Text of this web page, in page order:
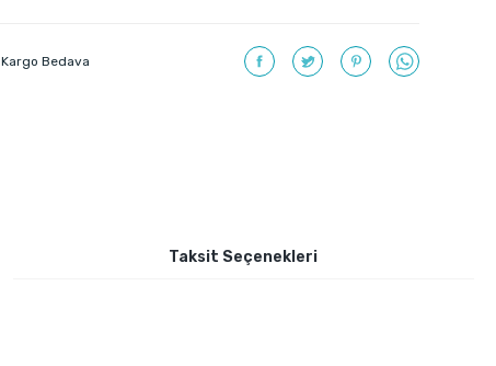
Kargo Bedava
Taksit Seçenekleri